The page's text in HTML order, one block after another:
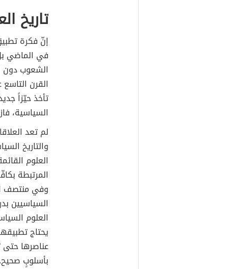
تاريخ
إنّ فكرة
في الماضي
الشعوب دون
القرن
تأخذ حيّزاً
السياسية،
لم تعد
والتاريخ
العلوم
المرتبطة
وفي منتصف
السياسيين
العلوم
يحتاج
عناصرها حتى
بأسلوبٍ صحيح.